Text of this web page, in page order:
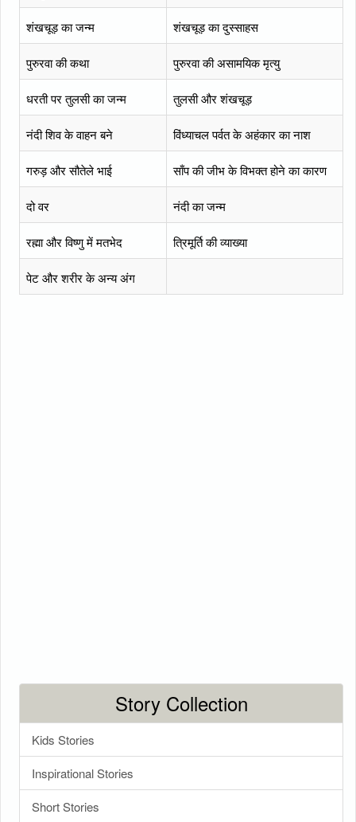
शंखचूड़ का जन्म शंखचूड़ का दुस्साहस
पुरुरवा की कथा पुरुरवा की असामयिक मृत्यु
धरती पर तुलसी का जन्म तुलसी और शंखचूड़
नंदी शिव के वाहन बने विंध्याचल पर्वत के अहंकार का नाश
गरुड़ और सौतेले भाई साँप की जीभ के विभक्त होने का कारण
दो वर नंदी का जन्म
रह्मा और विष्णु में मतभेद त्रिमूर्ति की व्याख्या
पेट और शरीर के अन्य अंग
Story Collection
Kids Stories
Inspirational Stories
Short Stories